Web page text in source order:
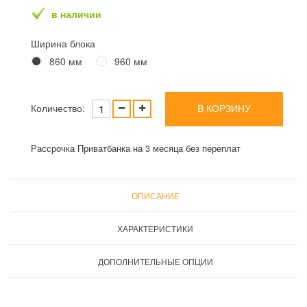
в наличии
Ширина блока
860 мм
960 мм
Количество: В КОРЗИНУ
Рассрочка Приватбанка на 3 месяца без переплат
ОПИСАНИЕ
ХАРАКТЕРИСТИКИ
ДОПОЛНИТЕЛЬНЫЕ ОПЦИИ